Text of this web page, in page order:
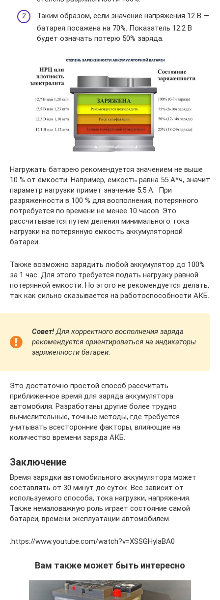
Таким образом, если значение напряжения 12 В —
батарея посажена на 70%. Показатель 12.2 В
будет означать потерю 50% заряда.
Нагружать батарею рекомендуется значением не выше
10 % от ёмкости. Например, емкость равна 55 А*ч, значит
параметр нагрузки примет значение 5.5 А. При
разряженности в 100 % для восполнения, потерянного
потребуется по времени не менее 10 часов. Это
рассчитывается путем деления минимального тока
нагрузки на потерянную емкость аккумуляторной
батареи.
Также возможно зарядить любой аккумулятор до 100%
за 1 час. Для этого требуется подать нагрузку равной
потерянной емкости. Но этого не рекомендуется делать,
так как сильно сказывается на работоспособности АКБ.
Совет!Для корректного восполнения заряда
рекомендуется ориентироваться на индикаторы
заряженности батареи.
Это достаточно простой способ рассчитать
приближенное время для заряда аккумулятора
автомобиля. Разработаны другие более трудно
вычислительные, точные методы, где требуется
учитывать всесторонние факторы, влияющие на
количество времени заряда АКБ.
Заключение
Время зарядки автомобильного аккумулятора может
составлять от 30 минут до суток. Все зависит от
используемого способа, тока нагрузки, напряжения.
Также немаловажную роль играет состояние самой
батареи, времени эксплуатации автомобилем.
.https://www.youtube.com/watch?v=XSSGHylaBA0
Вам также может быть интересно